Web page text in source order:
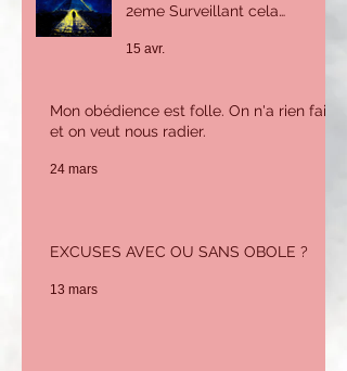
2eme Surveillant cela
n'ai pas le savoir ni
15 avr.
Mon obédience est folle. On n'a rien fait
et on veut nous radier.
24 mars
EXCUSES AVEC OU SANS OBOLE ?
13 mars